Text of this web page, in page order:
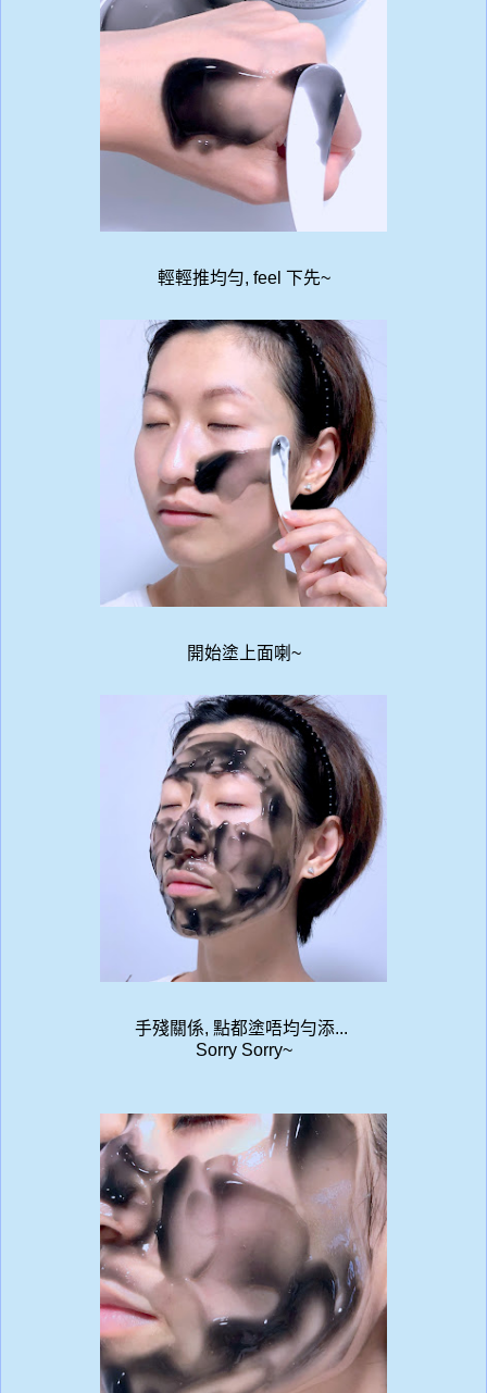
輕輕推均勻, feel 下先~
開始塗上面喇~
手殘關係, 點都塗唔均勻添...
Sorry Sorry~